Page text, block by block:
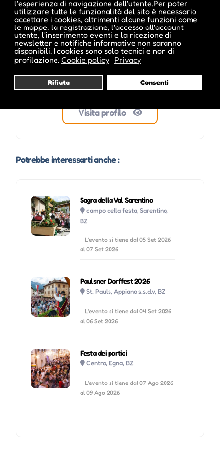
l'esperienza di navigazione dell'utente.Per poter
utilizzare tutte le funzionalità del sito è necessario
accettare i cookies, altrimenti alcune funzioni come
le mappe, la registrazione, l'accesso all'account
utente, l'inserimento eventi e la ricezione di
newsletter e notifiche informative non saranno
disponibili. I cookies sono solo tecnici e non di
profilazione. Cookie policy Privacy
Rifiuta Consenti
Visita profilo
Potrebbe interessarti anche :
Sagra della Val Sarentino
campo della festa, Sarentino,
BZ
L'evento si tiene dal 05 Set 2026
al 07 Set 2026
Paulsner Dorffest 2026
St. Pauls, Appiano s.s.d.v, BZ
L'evento si tiene dal 04 Set 2026
al 06 Set 2026
Festa dei portici
Centro, Egna, BZ
L'evento si tiene dal 07 Ago 2026
al 09 Ago 2026